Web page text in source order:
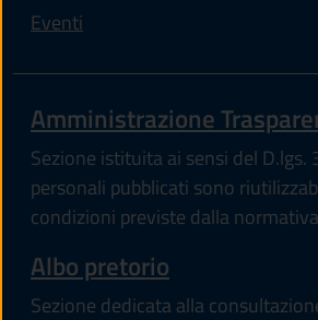
Eventi
Amministrazione
Sezione istituita ai sensi del
personali pubblicati sono
condizioni previste dalla
Albo pretorio
Sezione dedicata alla